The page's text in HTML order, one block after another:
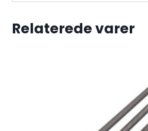
Relaterede varer